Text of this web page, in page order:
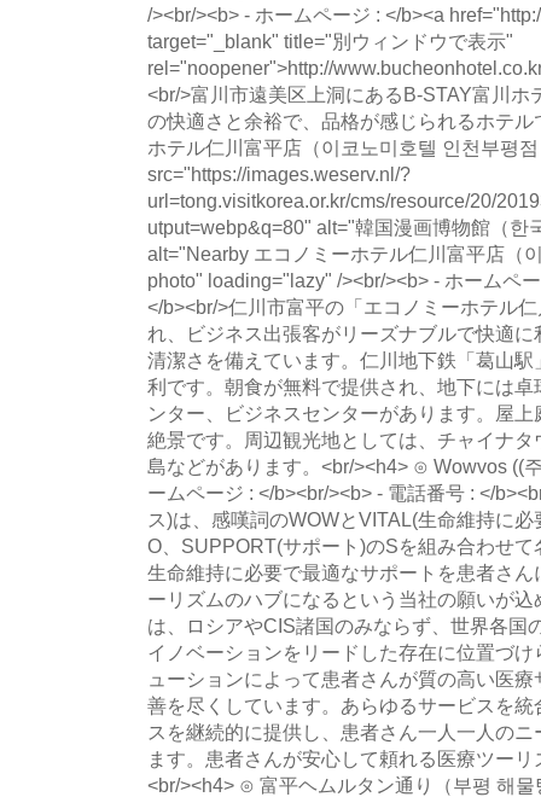
/><br/><b> - ホームページ : </b><a
target="_blank" title="別ウィンドウで表示"
rel="noopener">http://
<br/>富川市遠美区上洞にあるB-STAY富川
の快適さと余裕で、品格が感じられるホテ
ホテル仁川富平店（이코노미호텔 인천부평
src="https://images.weserv.nl/?
url=tong.visitkorea.or.kr/cms/resource/20/
utput=webp&q=80" alt="韓国漫画博物館（한
alt="Nearby エコノミーホテル仁川富平店（
photo" loading="lazy" /><br/><b> - ホームペ
</b><br/>仁川市富平の「エコノミーホテル
れ、ビジネス出張客がリーズナブルで快適
清潔さを備えています。仁川地下鉄「葛山
利です。朝食が無料で提供され、地下には
ンター、ビジネスセンターがあります。屋
絶景です。周辺観光地としては、チャイナ
島などがあります。<br/><h4> ⊙ Wowvos ((
ームページ : </b><br/><b> - 電話番号 : </
ス)は、感嘆詞のWOWとVITAL(生命維持に
O、SUPPORT(サポート)のSを組み合わせ
生命維持に必要で最適なサポートを患者さ
ーリズムのハブになるという当社の願いが
は、ロシアやCIS諸国のみならず、世界各国
イノベーションをリードした存在に位置づ
ューションによって患者さんが質の高い医
善を尽くしています。あらゆるサービスを
スを継続的に提供し、患者さん一人一人の
ます。患者さんが安心して頼れる医療ツー
<br/><h4> ⊙ 富平ヘムルタン通り（부평 해